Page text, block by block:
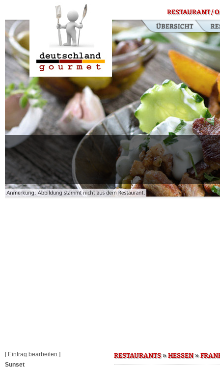
RESTAURANT /
[ Eintrag bearbeiten ]
Sunset
RESTAURANTS»HESSEN»